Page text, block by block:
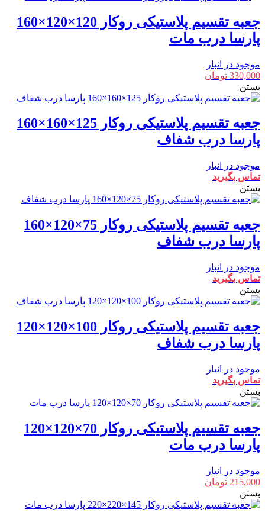
جعبه تقسیم پلاستیکی روکار 120×120×160
پارسا درب مات
موجود در انبار
330,000 تومان
بستن
جعبه تقسیم پلاستیکی روکار 125×160×160
پارسا درب شفاف
موجود در انبار
تماس بگیرید
بستن
جعبه تقسیم پلاستیکی روکار 75×120×160
پارسا درب شفاف
موجود در انبار
تماس بگیرید
بستن
جعبه تقسیم پلاستیکی روکار 100×120×120
پارسا درب شفاف
موجود در انبار
تماس بگیرید
بستن
جعبه تقسیم پلاستیکی روکار 70×120×120
پارسا درب مات
موجود در انبار
215,000 تومان
بستن